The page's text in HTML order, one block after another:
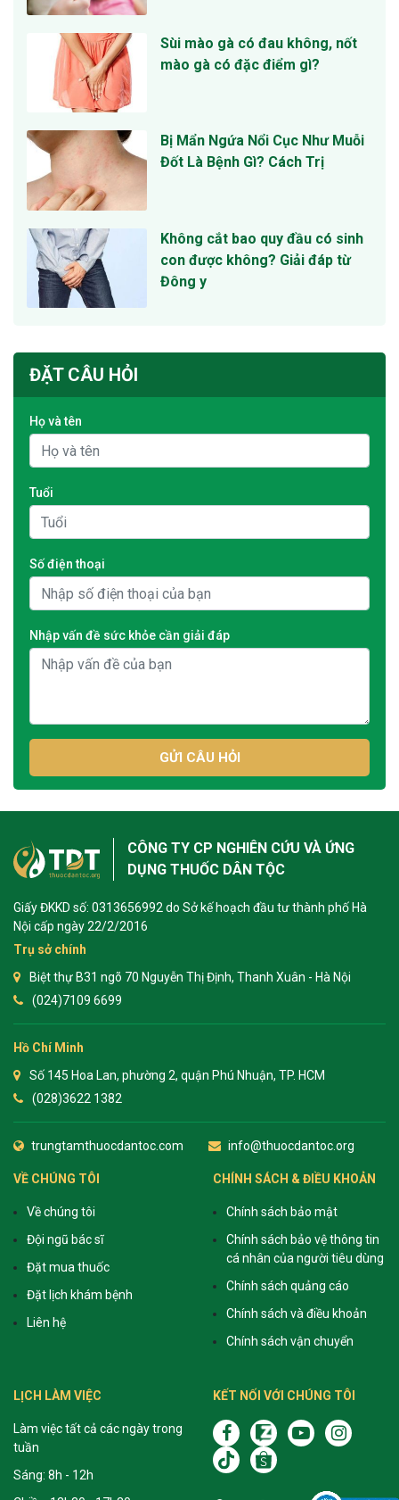
Sùi mào gà có đau không, nốt
mào gà có đặc điểm gì?
Bị Mẩn Ngứa Nổi Cục Như Muỗi
Đốt Là Bệnh Gì? Cách Trị
Không cắt bao quy đầu có sinh
con được không? Giải đáp từ
Đông y
ĐẶT CÂU HỎI
Họ và tên
Tuổi
Số điện thoại
Nhập vấn đề sức khỏe cần giải đáp
GỬI CÂU HỎI
CÔNG TY CP NGHIÊN CỨU VÀ ỨNG
DỤNG THUỐC DÂN TỘC
Giấy ĐKKD số: 0313656992 do Sở kế hoạch đầu tư thành phố Hà
Nội cấp ngày 22/2/2016
Trụ sở chính
Biệt thự B31 ngõ 70 Nguyễn Thị Định, Thanh Xuân - Hà Nội
(024)7109 6699
Hồ Chí Minh
Số 145 Hoa Lan, phường 2, quận Phú Nhuận, TP. HCM
(028)3622 1382
trungtamthuocdantoc.com info@thuocdantoc.org
VỀ CHÚNG TÔI
Về chúng tôi
Đội ngũ bác sĩ
Đặt mua thuốc
Đặt lịch khám bệnh
Liên hệ
CHÍNH SÁCH & ĐIỀU KHOẢN
Chính sách bảo mật
Chính sách bảo vệ thông tin
cá nhân của người tiêu dùng
Chính sách quảng cáo
Chính sách và điều khoản
Chính sách vận chuyển
LỊCH LÀM VIỆC
Làm việc tất cả các ngày trong
tuần
Sáng: 8h - 12h
KẾT NỐI VỚI CHÚNG TÔI